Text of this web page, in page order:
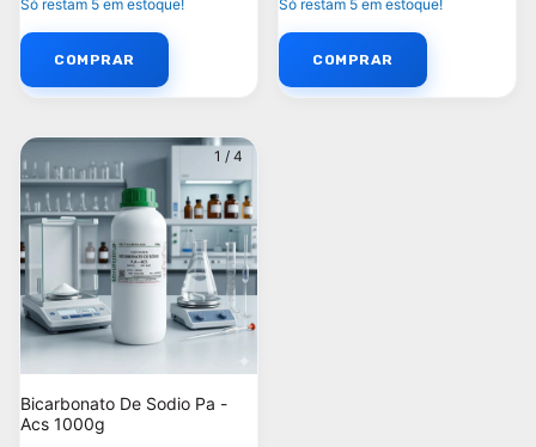
Só restam 5 em estoque!
Só restam 5 em estoque!
1 / 4
Bicarbonato De Sodio Pa -
Acs 1000g